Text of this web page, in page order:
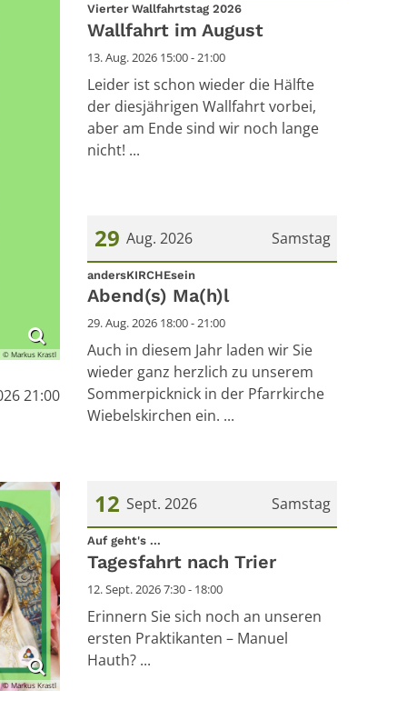
© Markus Krastl
21:00
© Markus Krastl
Datum: 13. August 2026
Vierter Wallfahrtstag 2026:
Wallfahrt im August
13. Aug. 2026 15:00 - 21:00
Leider ist schon wieder die Hälfte
der diesjährigen Wallfahrt vorbei,
aber am Ende sind wir noch lange
nicht! ...
Samstag
29 Aug. 2026
Datum: 29. August 2026
andersKIRCHEsein:
Abend(s) Ma(h)l
29. Aug. 2026 18:00 - 21:00
Auch in diesem Jahr laden wir Sie
wieder ganz herzlich zu unserem
Sommerpicknick in der Pfarrkirche
Wiebelskirchen ein. ...
Samstag
12 Sept. 2026
Datum: 12. September 2026
Auf geht's ...
Tagesfahrt nach Trier
12. Sept. 2026 7:30 - 18:00
Erinnern Sie sich noch an unseren
ersten Praktikanten – Manuel
Hauth? ...